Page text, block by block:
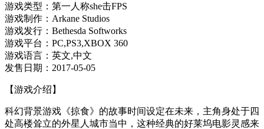
游戏类型：第一人称she击FPS
游戏制作：Arkane Studios
游戏发行：Bethesda Softworks
游戏平台：PC,PS3,XBOX 360
游戏语言：英文,中文
发售日期：2017-05-05
【游戏介绍】
科幻背景游戏《掠食》的故事时间设定在未来，主角身处于四
处高楼耸立的外星人城市当中，这种经典的好莱坞电影灵感来